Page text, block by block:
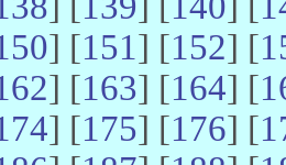
] [151] [152] [
] [163] [164] [
] [175] [176] [